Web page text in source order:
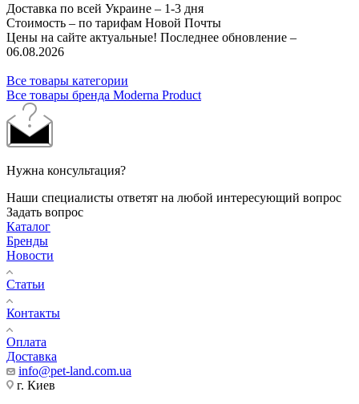
Доставка по всей Украине – 1-3 дня
Стоимость – по тарифам Новой Почты
Цены на сайте актуальные! Последнее обновление –
06.08.2026
Все товары категории
Все товары бренда Moderna Product
Нужна консультация?
Наши специалисты ответят на любой интересующий вопрос
Задать вопрос
Каталог
Бренды
Новости
Статьи
Контакты
Оплата
Доставка
info@pet-land.com.ua
г. Киев